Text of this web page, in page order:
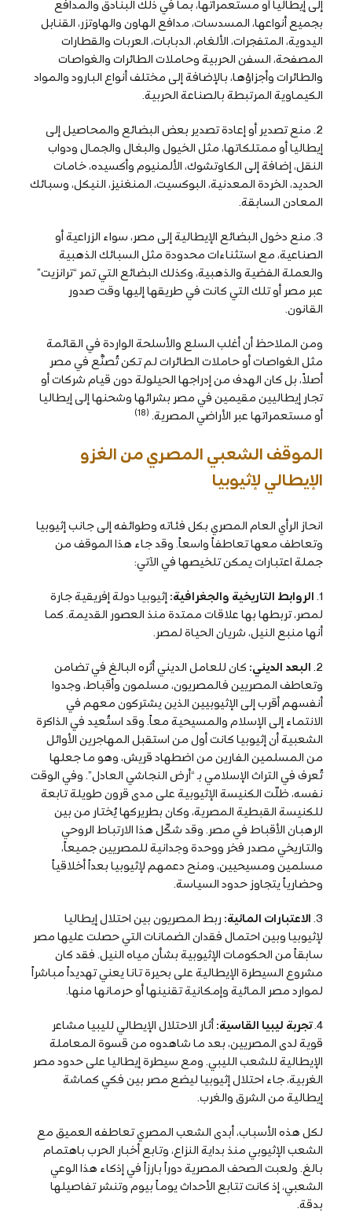
إلى إيطاليا أو مستعمراتها، بما في ذلك البنادق والمدافع
بجميع أنواعها، المسدسات، مدافع الهاون والهاوتزر، القنابل
اليدوية، المتفجرات، الألغام، الدبابات، العربات والقطارات
المصفحة، السفن الحربية وحاملات الطائرات والغواصات
والطائرات وأجزاؤها، بالإضافة إلى مختلف أنواع البارود والمواد
الكيماوية المرتبطة بالصناعة الحربية.
2. منع تصدير أو إعادة تصدير بعض البضائع والمحاصيل إلى
إيطاليا أو ممتلكاتها، مثل الخيول والبغال والجمال ودواب
النقل، إضافة إلى الكاوتشوك، الألمنيوم وأكسيده، خامات
الحديد، الخردة المعدنية، البوكسيت، المنغنيز، النيكل، وسبائك
المعادن السابقة.
3. منع دخول البضائع الإيطالية إلى مصر، سواء الزراعية أو
الصناعية، مع استثناءات محدودة مثل السبائك الذهبية
والعملة الفضية والذهبية، وكذلك البضائع التي تمر “ترانزيت”
عبر مصر أو تلك التي كانت في طريقها إليها وقت صدور
القانون.
ومن الملاحظ أن أغلب السلع والأسلحة الواردة في القائمة
مثل الغواصات أو حاملات الطائرات لم تكن تُصنَّع في مصر
أصلاً، بل كان الهدف من إدراجها الحيلولة دون قيام شركات أو
تجار إيطاليين مقيمين في مصر بشرائها وشحنها إلى إيطاليا
أو مستعمراتها عبر الأراضي المصرية. (18)
الموقف الشعبي المصري من الغزو
الإيطالي لإثيوبيا
انحاز الرأي العام المصري بكل فئاته وطوائفه إلى جانب إثيوبيا
وتعاطف معها تعاطفاً واسعاً. وقد جاء هذا الموقف من
جملة اعتبارات يمكن تلخيصها في الآتي:
1. الروابط التاريخية والجغرافية: إثيوبيا دولة إفريقية جارة
لمصر، تربطها بها علاقات ممتدة منذ العصور القديمة. كما
أنها منبع النيل، شريان الحياة لمصر.
2. البعد الديني: كان للعامل الديني أثره البالغ في تضامن
وتعاطف المصريين فالمصريون، مسلمون وأقباط، وجدوا
أنفسهم أقرب إلى الإثيوبيين الذين يشتركون معهم في
الانتماء إلى الإسلام والمسيحية معاً. وقد استُعيد في الذاكرة
الشعبية أن إثيوبيا كانت أول من استقبل المهاجرين الأوائل
من المسلمين الفارين من اضطهاد قريش، وهو ما جعلها
تُعرف في التراث الإسلامي بـ “أرض النجاشي العادل”. وفي الوقت
نفسه، ظلّت الكنيسة الإثيوبية على مدى قرون طويلة تابعة
للكنيسة القبطية المصرية، وكان بطريركها يُختار من بين
الرهبان الأقباط في مصر. وقد شكّل هذا الارتباط الروحي
والتاريخي مصدر فخر ووحدة وجدانية للمصريين جميعاً،
مسلمين ومسيحيين، ومنح دعمهم لإثيوبيا بعداً أخلاقياً
وحضارياً يتجاوز حدود السياسة.
3. الاعتبارات المائية: ربط المصريون بين احتلال إيطاليا
لإثيوبيا وبين احتمال فقدان الضمانات التي حصلت عليها مصر
سابقاً من الحكومات الإثيوبية بشأن مياه النيل. فقد كان
مشروع السيطرة الإيطالية على بحيرة تانا يعني تهديداً مباشراً
لموارد مصر المائية وإمكانية تقنينها أو حرمانها منها.
4. تجربة ليبيا القاسية: أثار الاحتلال الإيطالي لليبيا مشاعر
قوية لدى المصريين، بعد ما شاهدوه من قسوة المعاملة
الإيطالية للشعب الليبي. ومع سيطرة إيطاليا على حدود مصر
الغربية، جاء احتلال إثيوبيا ليضع مصر بين فكي كماشة
إيطالية من الشرق والغرب.
لكل هذه الأسباب، أبدى الشعب المصري تعاطفه العميق مع
الشعب الإثيوبي منذ بداية النزاع، وتابع أخبار الحرب باهتمام
بالغ. ولعبت الصحف المصرية دوراً بارزاً في إذكاء هذا الوعي
الشعبي، إذ كانت تتابع الأحداث يوماً بيوم وتنشر تفاصيلها
بدقة.